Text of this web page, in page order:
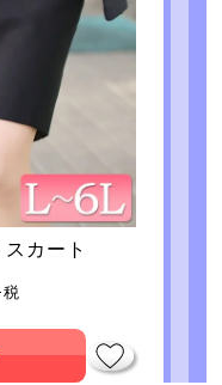
カート
税